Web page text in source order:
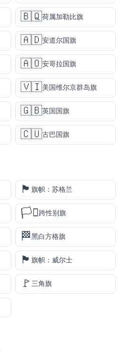
🇧🇶荷属加勒比旗
🇦🇩安道尔国旗
🇦🇴安哥拉国旗
🇻🇮美国维尔京群岛旗
🇬🇧英国国旗
🇨🇺古巴国旗
🏴󠁧󠁢󠁳󠁣󠁴󠁿 旗帜：苏格兰
🏳️‍⚧️跨性别旗
🏁黑白方格旗
🏴󠁧󠁢󠁷󠁬󠁳󠁿 旗帜：威尔士
🚩 三角旗